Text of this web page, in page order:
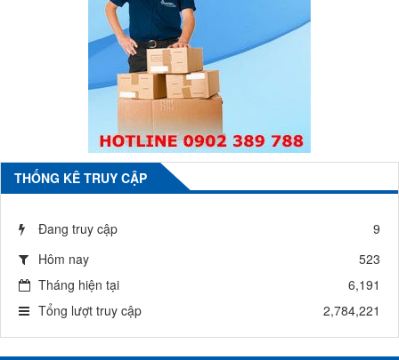
THỐNG KÊ TRUY CẬP
Đang truy cập
9
Hôm nay
523
Tháng hiện tại
6,191
Tổng lượt truy cập
2,784,221